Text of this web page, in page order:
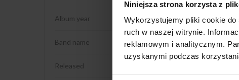
Niniejsza strona korzysta z
Wykorzystujemy pliki cookie do
ruch w naszej witrynie.
reklamowym i analitycznym.
uzyskanymi podczas
Album year 2026
Band name Interpol
Released